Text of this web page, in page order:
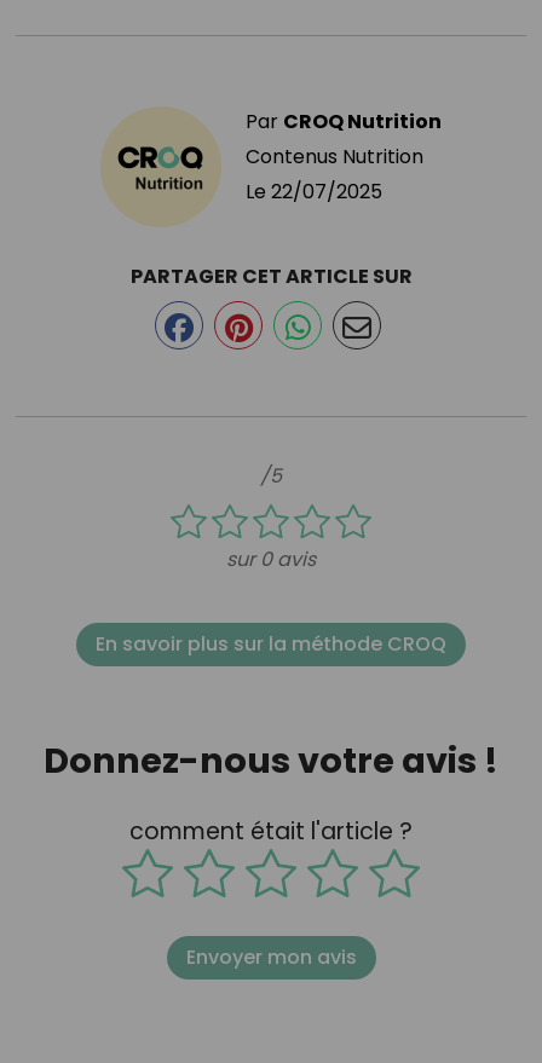
Par CROQ Nutrition
Contenus Nutrition
Le 22/07/2025
/5
sur 0 avis
PARTAGER CET ARTICLE SUR
En savoir plus sur la méthode CROQ
Donnez-nous votre avis !
comment était l'article ?
Envoyer mon avis